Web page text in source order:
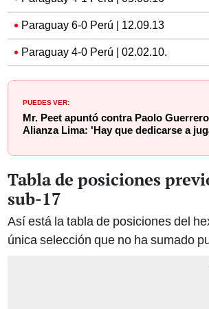
Paraguay 6-0 Perú | 12.09.13
Paraguay 4-0 Perú | 02.02.10.
PUEDES VER:
Mr. Peet apuntó contra Paolo
Alianza Lima: 'Hay que dedicarse a
Tabla de posiciones
sub-17
Así está la tabla de posiciones del
única selección que no ha sumado